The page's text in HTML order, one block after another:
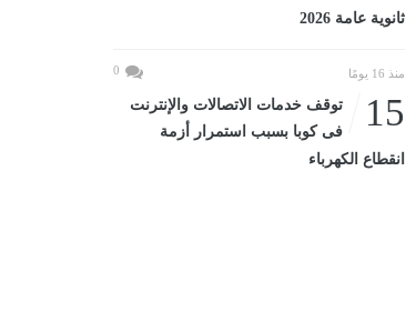
ثانوية عامة 2026
منذ 16 يومًا 0
15
توقف خدمات الاتصالات والإنترنت
فى كوبا بسبب استمرار أزمة
انقطاع الكهرباء